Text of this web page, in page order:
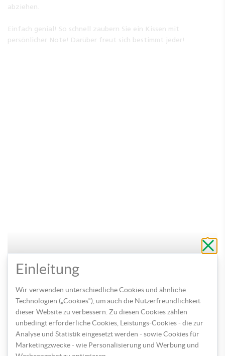
abziehen.
Einfach genial! So schnell zaubern Sie ein Kissen mit
persönlicher Note! Darüber freut sich bestimmt jeder!
PAGRO TIPP: Neben Kissen, lassen sich auch viele
weitere Textilen mit einem eigenen Motiv verzieren.
Wie wär’s beispielsweise mit einer Schürze, einer
Tasche oder einem Kosmetiktäschchen?
ohne
zu
Einleitung
Wir verwenden unterschiedliche Cookies und ähnliche
Technologien („Cookies“), um auch die Nutzerfreundlichkeit
dieser Website zu verbessern. Zu diesen Cookies zählen
unbedingt erforderliche Cookies, Leistungs-Cookies - die zur
Analyse und Statistik eingesetzt werden - sowie Cookies für
Marketingzwecke - wie Personalisierung und Werbung und